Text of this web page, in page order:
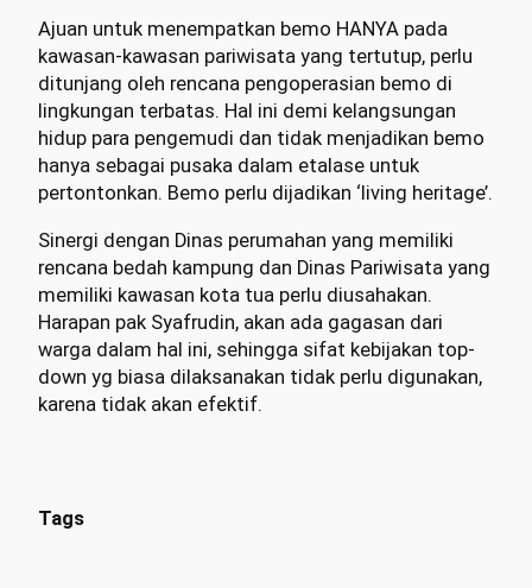
Ajuan untuk menempatkan bemo HANYA pada
kawasan-kawasan pariwisata yang tertutup, perlu
ditunjang oleh rencana pengoperasian bemo di
lingkungan terbatas. Hal ini demi kelangsungan
hidup para pengemudi dan tidak menjadikan bemo
hanya sebagai pusaka dalam etalase untuk
pertontonkan. Bemo perlu dijadikan ‘living heritage’.
Sinergi dengan Dinas perumahan yang memiliki
rencana bedah kampung dan Dinas Pariwisata yang
memiliki kawasan kota tua perlu diusahakan.
Harapan pak Syafrudin, akan ada gagasan dari
warga dalam hal ini, sehingga sifat kebijakan top-
down yg biasa dilaksanakan tidak perlu digunakan,
karena tidak akan efektif.
Tags